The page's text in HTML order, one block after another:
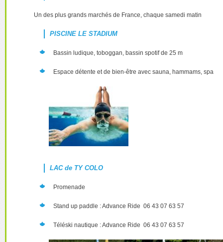
Un des plus grands marchés de France, chaque samedi matin
PISCINE LE STADIUM
Bassin ludique, toboggan, bassin spotif de 25 m
Espace détente et de bien-être avec sauna, hammams, spa
LAC de TY COLO
Promenade
Stand up paddle : Advance Ride 06 43 07 63 57
Téléski nautique : Advance Ride 06 43 07 63 57